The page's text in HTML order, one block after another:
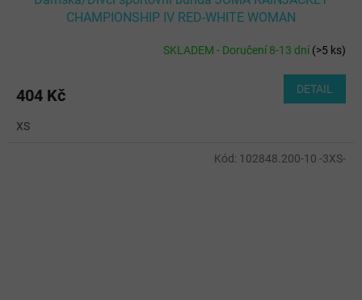
CHAMPIONSHIP IV RED-WHITE WOMAN
SKLADEM - Doručení 8-13 dní(>5 ks)
404 Kč DETAIL
XS
Kód: 102848.200-10 -3XS-